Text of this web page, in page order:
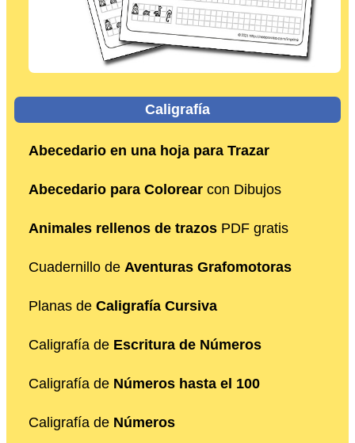
Caligrafía
Abecedario en una hoja para Trazar
Abecedario para Colorear con Dibujos
Animales rellenos de trazos PDF gratis
Cuadernillo de Aventuras Grafomotoras
Planas de Caligrafía Cursiva
Caligrafía de Escritura de Números
Caligrafía de Números hasta el 100
Caligrafía de Números